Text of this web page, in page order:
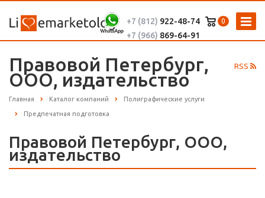
0
+7 (812) 922-48-74
+7 (966) 869-64-91
RSS
Правовой Петербург,
ООО, издательство
Главная Каталог компаний Полиграфические услуги
Предпечатная подготовка
Правовой Петербург, ООО,
издательство